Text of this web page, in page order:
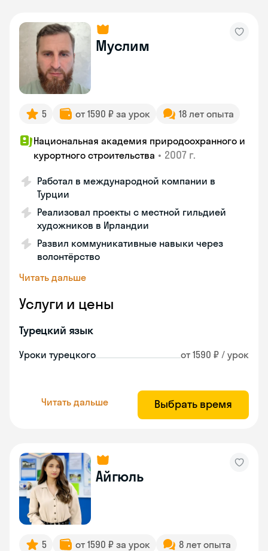
Муслим
5 от 1590 ₽ за урок 18 лет опыта
Национальная академия природоохранного и
курортного строительства • 2007 г.
Работал в международной компании в
Турции
Реализовал проекты с местной гильдией
художников в Ирландии
Развил коммуникативные навыки через
волонтёрство
Читать дальше
Услуги и цены
Турецкий язык
Уроки турецкого от 1590 ₽ / урок
Читать дальше Выбрать время
Айгюль
5 от 1590 ₽ за урок 8 лет опыта